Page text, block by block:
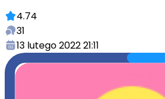
4.74
31
13 lutego 2022 21:11